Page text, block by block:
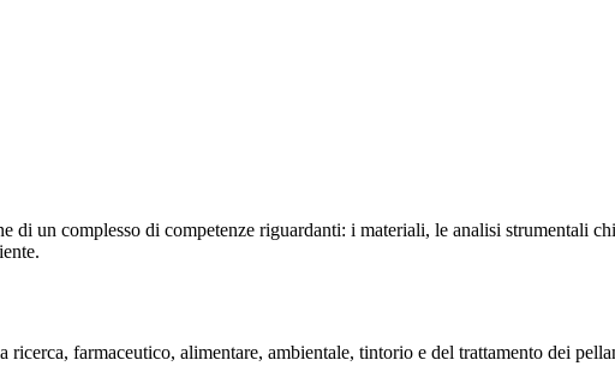
di un complesso di competenze riguardanti: i materiali, le analisi strumentali
farmaceutico, alimentare, ambientale, tintorio e del trattamento dei